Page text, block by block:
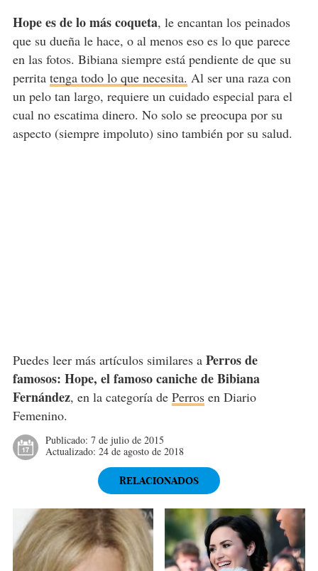
Hope es de lo más coqueta, le encantan los peinados
que su dueña le hace, o al menos eso es lo que parece
en las fotos. Bibiana siempre está pendiente de que su
perrita tenga todo lo que necesita. Al ser una raza con
un pelo tan largo, requiere un cuidado especial para el
cual no escatima dinero. No solo se preocupa por su
aspecto (siempre impoluto) sino también por su salud.
Puedes leer más artículos similares a Perros de
famosos: Hope, el famoso caniche de Bibiana
Fernández, en la categoría de Perrosen Diario
Femenino.
Publicado: 7 de julio de 2015
Actualizado: 24 de agosto de 2018
RELACIONADOS